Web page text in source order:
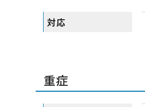
対応
重症